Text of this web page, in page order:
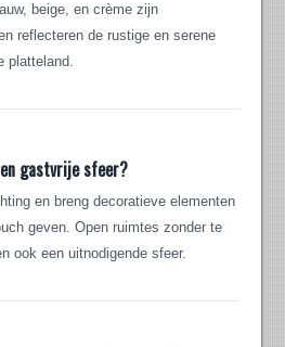
beige, en crème zijn
reflecteren de rustige en serene
platteland.
gastvrije sfeer?
en breng decoratieve elementen
geven. Open ruimtes zonder te
ook een uitnodigende sfeer.